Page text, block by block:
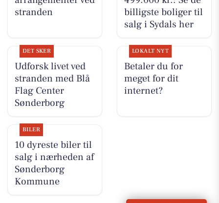
stranden
billigste boliger til
salg i Sydals her
DET SKER
Udforsk livet ved
stranden med Blå
Flag Center
Sønderborg
LOKALT NYT
Betaler du for
meget for dit
internet?
BILER
10 dyreste biler til
salg i nærheden af
Sønderborg
Kommune